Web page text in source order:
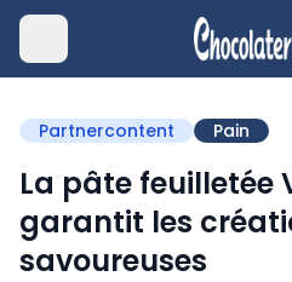
Partnercontent Pain
La pâte feuilletée
garantit les
savoureuses